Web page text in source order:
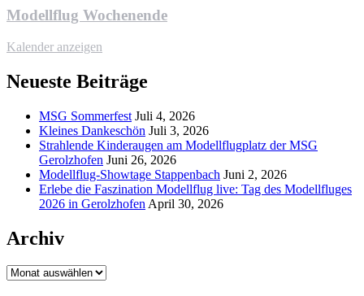
Modellflug Wochenende
Kalender anzeigen
Neueste Beiträge
MSG Sommerfest Juli 4, 2026
Kleines Dankeschön Juli 3, 2026
Strahlende Kinderaugen am Modellflugplatz der MSG
Gerolzhofen Juni 26, 2026
Modellflug-Showtage Stappenbach Juni 2, 2026
Erlebe die Faszination Modellflug live: Tag des Modellfluges
2026 in Gerolzhofen April 30, 2026
Archiv
Archiv